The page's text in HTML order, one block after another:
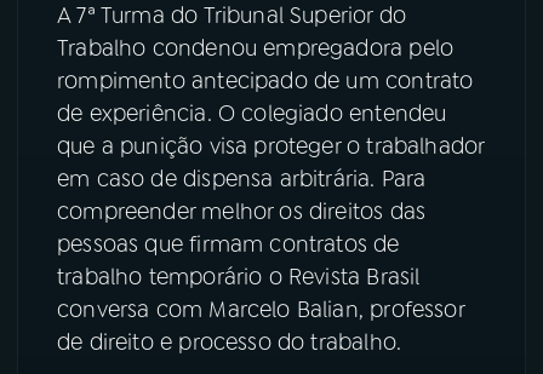
ÚLTIMAS
08FESTIVAL DE MÚSICA
ACOMPANHE A RÁDIO NACIONAL
YouTube Facebook
Instagram X
A 7ª Turma do Tribunal Superior do
Trabalho condenou empregadora pelo
rompimento antecipado de um contrato
de experiência. O colegiado entendeu
que a punição visa proteger o trabalhador
em caso de dispensa arbitrária. Para
compreender melhor os direitos das
pessoas que firmam contratos de
trabalho temporário o Revista Brasil
conversa com Marcelo Balian, professor
de direito e processo do trabalho.